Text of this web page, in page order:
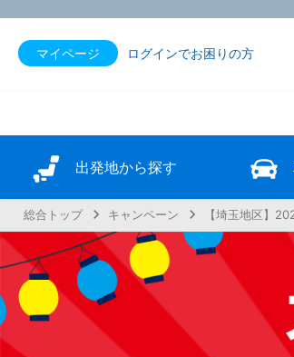
マイページ ログインでお困りの方
出発地から探す
総合トップ キャンペーン 【埼玉地区】